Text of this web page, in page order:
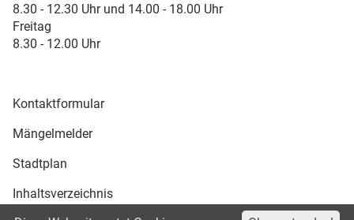
8.30 - 12.30 Uhr und 14.00 - 18.00 Uhr
Freitag
8.30 - 12.00 Uhr
Kontaktformular
Mängelmelder
Stadtplan
Inhaltsverzeichnis